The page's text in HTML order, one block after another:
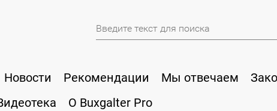
Новости Рекомендации Мы отвечаем
О Buxgalter Pro